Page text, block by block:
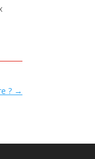
?→